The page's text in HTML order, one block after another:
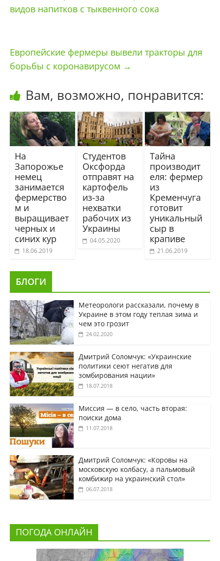
видов напитков с тыквенного сока
Европейские фермеры вывели тракторы для
борьбы с коронавирусом →
Вам, возможно, понравится:
На
Запорожье
немец
занимается
фермерство
м и
выращивает
черных и
синих кур
18.06.2019
Студентов
Оксфорда
отправят на
картофель
из-за
нехватки
рабочих из
Украины
04.05.2020
Тайна
производит
еля: фермер
из
Кременчуга
готовит
уникальный
сыр в
крапиве
21.06.2019
БЛОГИ
Метеорологи рассказали, почему в
Украине в этом году теплая зима и
чем это грозит
24.02.2020
Дмитрий Соломчук: «Украинские
политики сеют негатив для
зомбирования нации»
18.07.2018
Миссия — в село, часть вторая:
поиски дома
11.07.2018
Дмитрий Соломчук: «Коровы на
московскую колбасу, а пальмовый
комбижир на украинский стол»
06.07.2018
ПОГОДА ОНЛАЙН